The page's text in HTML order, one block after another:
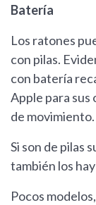
Batería
Los ratones
con pilas.
con batería
Apple para sus
de movimiento.
Si son de pilas
también los
Pocos